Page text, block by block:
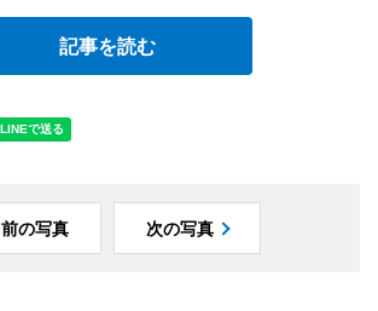
記事を読む
前の写真 次の写真